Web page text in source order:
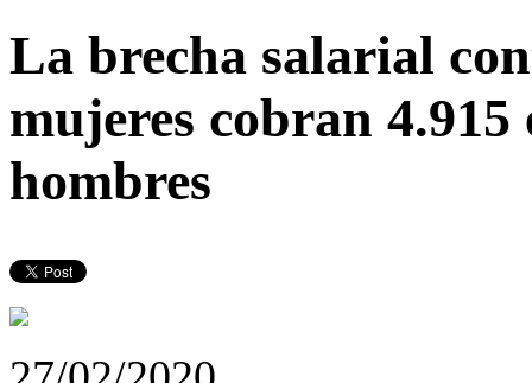
La brecha salarial
mujeres cobran 4.915
hombres